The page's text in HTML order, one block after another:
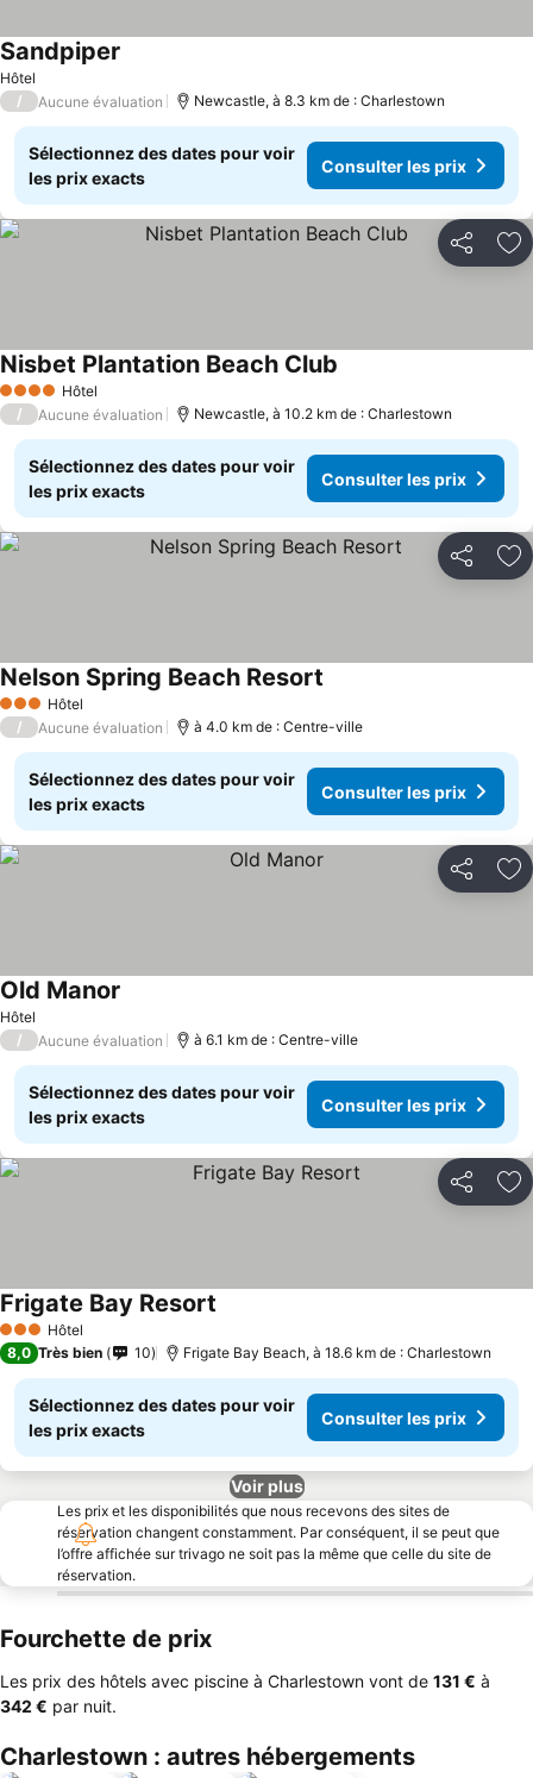
Hôtel
Sandpiper
/ Aucune évaluation Newcastle, à 8.3 km de : Charlestown
Sélectionnez des dates pour voir
les prix exacts
Consulter les prix
Partager
4 Étoiles Hôtel
Nisbet Plantation Beach Club
/ Aucune évaluation Newcastle, à 10.2 km de : Charlestown
Sélectionnez des dates pour voir
les prix exacts
Consulter les prix
Partager
3 ÉtoilesHôtel
Nelson Spring Beach Resort
/ Aucune évaluation à 4.0 km de : Centre-ville
Sélectionnez des dates pour voir
les prix exacts
Consulter les prix
Partager
Hôtel
Old Manor
/ Aucune évaluation à 6.1 km de : Centre-ville
Sélectionnez des dates pour voir
les prix exacts
Consulter les prix
Partager
3 ÉtoilesHôtel
Frigate Bay Resort
8,0 Très bien 10 Frigate Bay Beach, à 18.6 km de : Charlestown
Sélectionnez des dates pour voir
les prix exacts
Consulter les prix
Voir plus
Les prix et les disponibilités que nous recevons des sites de
réservation changent constamment. Par conséquent, il se peut que
l’offre affichée sur trivago ne soit pas la même que celle du site de
réservation.
Fourchette de prix
Les prix des hôtels avec piscine à Charlestown vont de ‎131 € à
‎342 € par nuit.
Charlestown : autres hébergements